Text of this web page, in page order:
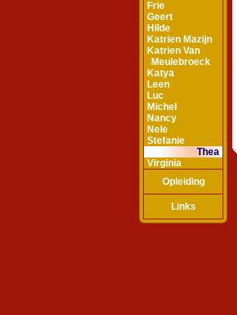
Frie
Geert
Hilde
Katrien Mazijn
Katrien Van
Meulebroeck
Katya
Leen
Luc
Michel
Nancy
Nele
Stefanie
Thea
Virginia
Opleiding
Links